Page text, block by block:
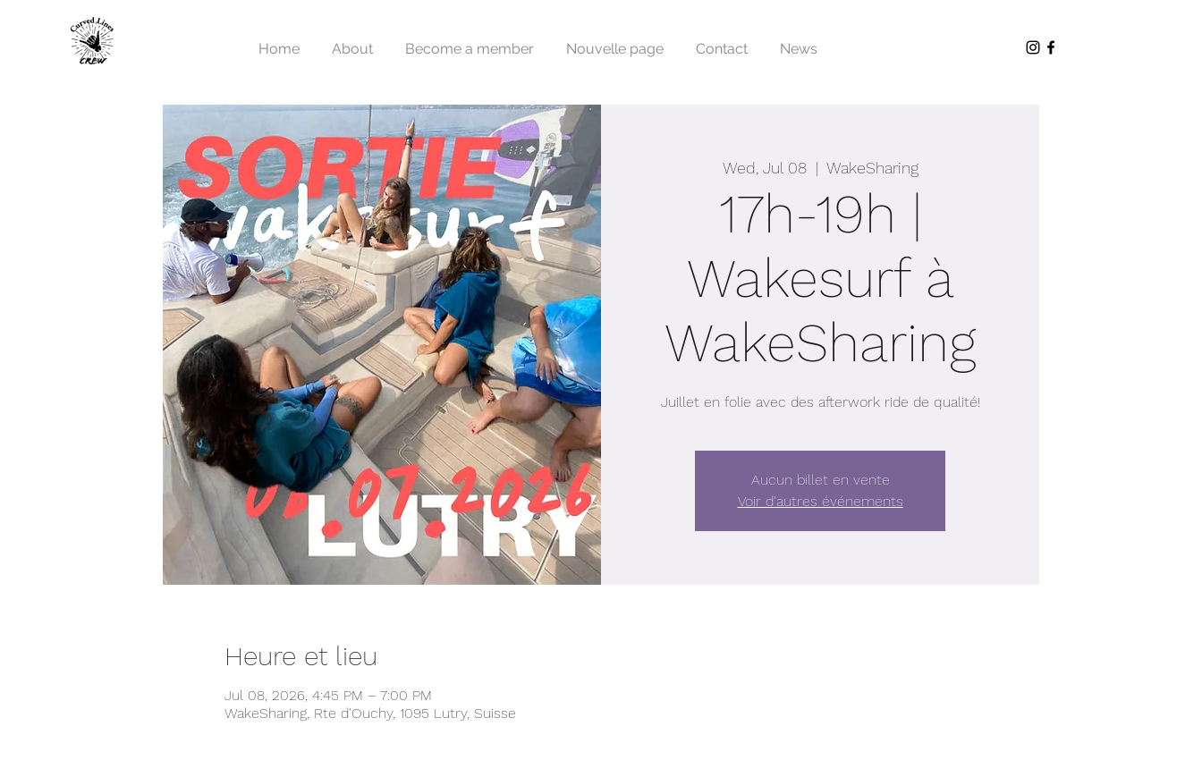
Home About Become a member Nouvelle page Contact News
Wed, Jul 08
  |
WakeSharing
17h-19h |
Wakesurf à
WakeSharing
Juillet en folie avec des afterwork ride de qualité!
Aucun billet en vente
Voir d'autres événements
Heure et lieu
Jul 08, 2026, 4:45 PM – 7:00 PM
WakeSharing, Rte d'Ouchy, 1095 Lutry, Suisse